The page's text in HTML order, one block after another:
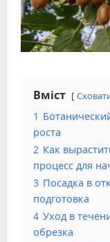
Вміст
1
роста
2 Как
процесс для
3 Посадка в
подготовка
4 Уход в
обрезка